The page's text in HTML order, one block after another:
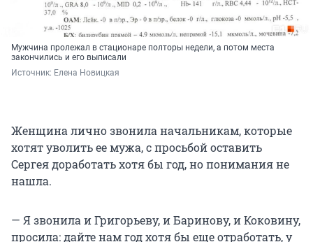
Мужчина пролежал в стационаре полторы недели, а потом места
закончились и его выписали
Источник: Елена Новицкая
Женщина лично звонила начальникам, которые
хотят уволить ее мужа, с просьбой оставить
Сергея доработать хотя бы год, но понимания не
нашла.
— Я звонила и Григорьеву, и Баринову, и Коковину,
просила: дайте нам год хотя бы еще отработать, у